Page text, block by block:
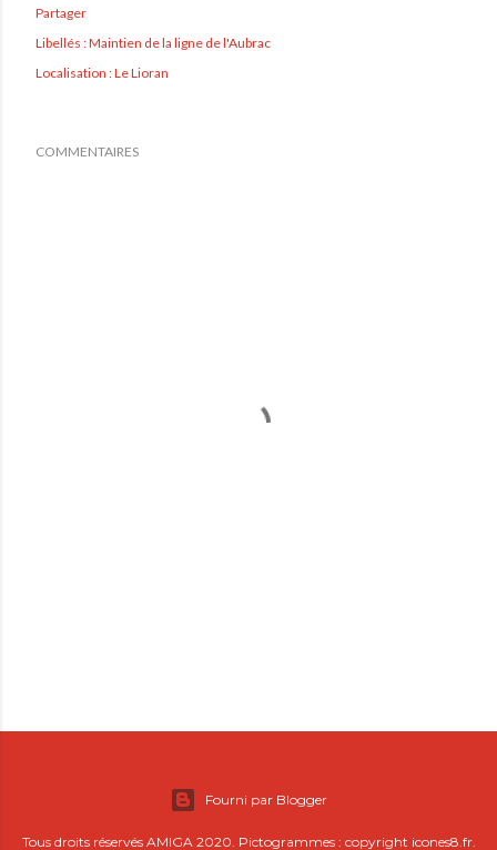
Partager
Libellés :Maintien de la ligne de l'Aubrac
Localisation :Le Lioran
COMMENTAIRES
Fourni par Blogger
Tous droits réservés AMIGA 2020. Pictogrammes : copyright icones8.fr.